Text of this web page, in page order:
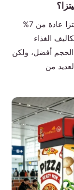
يتراوح صافي هوامش الربح للامتيازات البيتزا عادة من 7%
الغذاء
الحجم أفضل، ولكن
من